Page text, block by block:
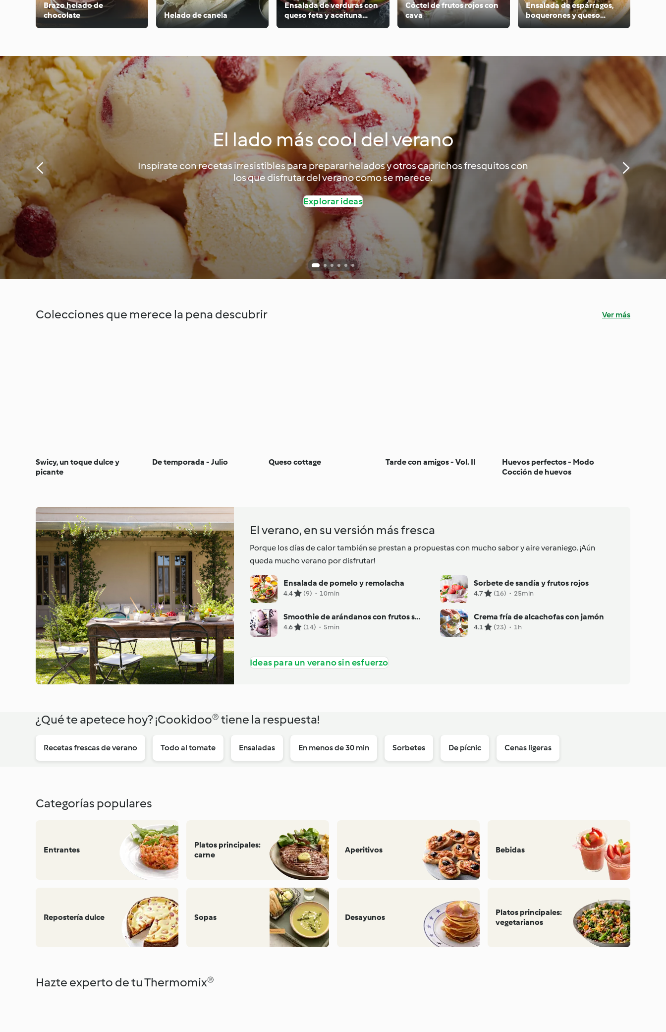
Brazo helado de
chocolate
Helado de canela
Ensalada de verduras con
queso feta y aceituna
Cóctel de frutos rojos con
cava
Ensalada de espárragos,
boquerones y queso
fresco
El lado más cool del verano
Inspírate con recetas irresistibles para preparar helados y otros caprichos fresquitos con
los que disfrutar del verano como se merece.
Explorar ideas
Colecciones que merece la pena descubrir Ver más
Swicy, un toque dulce y
picante
De temporada - Julio Queso cottage Tarde con amigos - Vol. II
Huevos perfectos - Modo
Cocción de huevos
El verano, en su versión más fresca
Porque los días de calor también se prestan a propuestas con mucho sabor y aire veraniego. ¡Aún
queda mucho verano por disfrutar!
Ensalada de pomelo y remolacha
4.4 (9) · 10min
Sorbete de sandía y frutos rojos
4.7 (16) · 25min
Smoothie de arándanos con frutos secos
4.6 (14) · 5min
Crema fría de alcachofas con jamón
4.1 (23) · 1h
Ideas para un verano sin esfuerzo
¿Qué te apetece hoy? ¡Cookidoo® tiene la respuesta!
Recetas frescas de verano Todo al tomate Ensaladas En menos de 30 min Sorbetes De pícnic Cenas ligeras
Categorías populares
Entrantes
Platos principales:
carne
Aperitivos Bebidas
Repostería dulce Sopas Desayunos
Platos principales:
vegetarianos
Hazte experto de tu Thermomix®